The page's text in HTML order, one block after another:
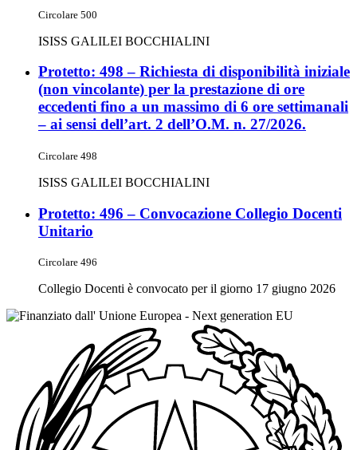
Circolare 500
ISISS GALILEI BOCCHIALINI
Protetto: 498 – Richiesta di disponibilità iniziale
(non vincolante) per la prestazione di ore
eccedenti fino a un massimo di 6 ore settimanali
– ai sensi dell’art. 2 dell’O.M. n. 27/2026.
Circolare 498
ISISS GALILEI BOCCHIALINI
Protetto: 496 – Convocazione Collegio Docenti
Unitario
Circolare 496
Collegio Docenti è convocato per il giorno 17 giugno 2026